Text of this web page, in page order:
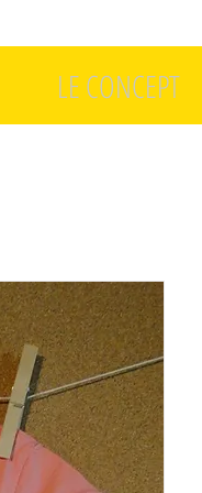
LE CONCEPT